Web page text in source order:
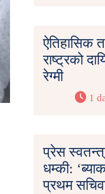
ऐतिहासिक
राष्ट्रको
रेग्मी
1
प्रेस
धम्की:
प्रथम